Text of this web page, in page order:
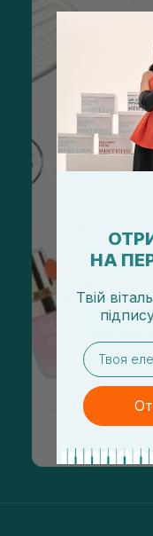
НА
Твій
email